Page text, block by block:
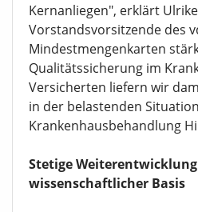
Kernanliegen", erklärt
Vorstandsvorsitzende des
Mindestmengenkarten
Qualitätssicherung im
Versicherten liefern wir
in der belastenden
Krankenhausbehandlung
Stetige
wissenschaftlicher Basis